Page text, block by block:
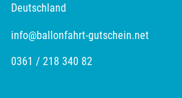
Deutschland
info@ballonfahrt-gutschein.net
0361 / 218 340 82
Merzig